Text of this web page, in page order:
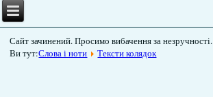
Сайт зачинений. Просимо вибачення за незручності.
Ви тут:Слова і ноти Тексти колядок